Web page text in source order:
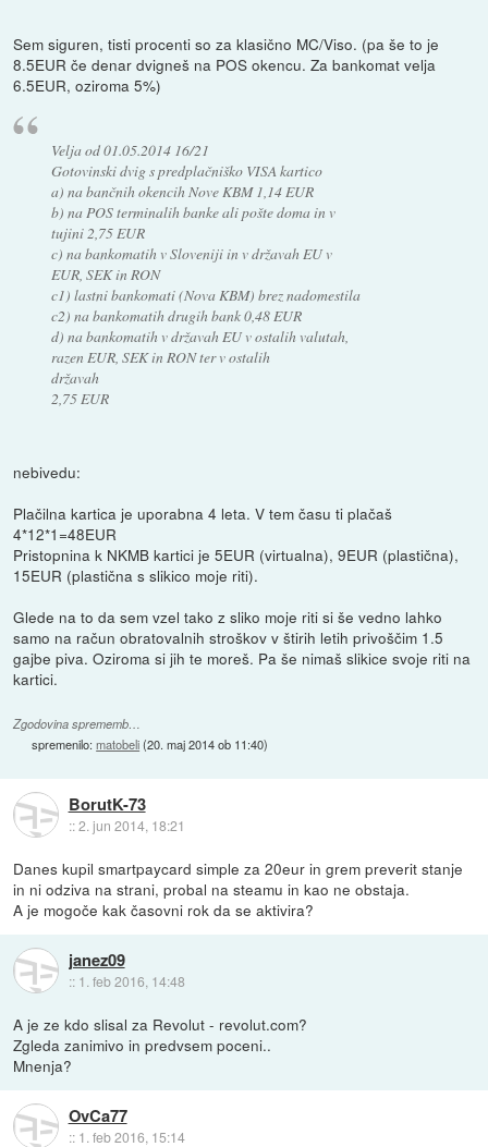
Sem siguren, tisti procenti so za klasično MC/Viso. (pa še to je
8.5EUR če denar dvigneš na POS okencu. Za bankomat velja
6.5EUR, oziroma 5%)
Velja od 01.05.2014 16/21
Gotovinski dvig s predplačniško VISA kartico
a) na bančnih okencih Nove KBM 1,14 EUR
b) na POS terminalih banke ali pošte doma in v
tujini 2,75 EUR
c) na bankomatih v Sloveniji in v državah EU v
EUR, SEK in RON
c1) lastni bankomati (Nova KBM) brez nadomestila
c2) na bankomatih drugih bank 0,48 EUR
d) na bankomatih v državah EU v ostalih valutah,
razen EUR, SEK in RON ter v ostalih
državah
2,75 EUR
nebivedu:
Plačilna kartica je uporabna 4 leta. V tem času ti plačaš
4*12*1=48EUR
Pristopnina k NKMB kartici je 5EUR (virtualna), 9EUR (plastična),
15EUR (plastična s slikico moje riti).
Glede na to da sem vzel tako z sliko moje riti si še vedno lahko
samo na račun obratovalnih stroškov v štirih letih privoščim 1.5
gajbe piva. Oziroma si jih te moreš. Pa še nimaš slikice svoje riti na
kartici.
Zgodovina sprememb…
spremenilo:matobeli(20. maj 2014 ob 11:40)
BorutK-73
::2. jun 2014, 18:21
Danes kupil smartpaycard simple za 20eur in grem preverit stanje
in ni odziva na strani, probal na steamu in kao ne obstaja.
A je mogoče kak časovni rok da se aktivira?
janez09
:: 1. feb 2016, 14:48
A je ze kdo slisal za Revolut - revolut.com?
Zgleda zanimivo in predvsem poceni..
Mnenja?
OvCa77
:: 1. feb 2016, 15:14